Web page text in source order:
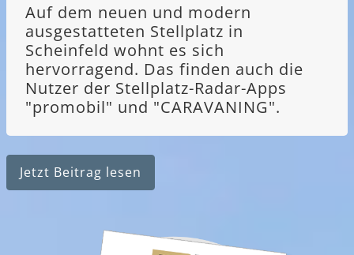
Auf dem neuen und modern
ausgestatteten Stellplatz in
Scheinfeld wohnt es sich
hervorragend. Das finden auch die
Nutzer der Stellplatz-Radar-Apps
"promobil" und "CARAVANING".
Jetzt Beitrag lesen